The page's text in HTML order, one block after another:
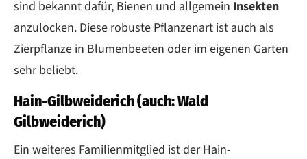
sind bekannt dafür, Bienen und allgemein Insekten
anzulocken. Diese robuste Pflanzenart ist auch als
Zierpflanze in Blumenbeeten oder im eigenen Garten
sehr beliebt.
Hain-Gilbweiderich (auch: Wald
Gilbweiderich)
Ein weiteres Familienmitglied ist der Hain-